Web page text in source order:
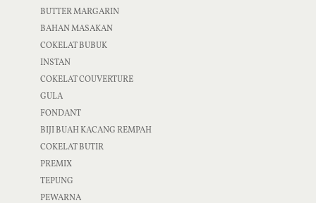
BUTTER MARGARIN
BAHAN MASAKAN
COKELAT BUBUK
INSTAN
COKELAT COUVERTURE
GULA
FONDANT
BIJI BUAH KACANG REMPAH
COKELAT BUTIR
PREMIX
TEPUNG
PEWARNA